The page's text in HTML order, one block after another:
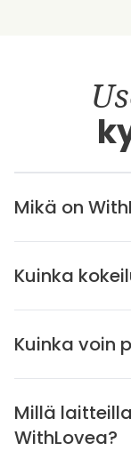
Mikä on
Kuinka
Kuinka voin
Millä
WithLovea?